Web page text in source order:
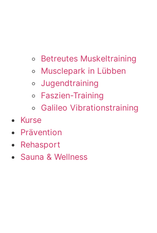
Betreutes Muskeltraining
Musclepark in Lübben
Jugendtraining
Faszien-Training
Galileo Vibrationstraining
Kurse
Prävention
Rehasport
Sauna & Wellness